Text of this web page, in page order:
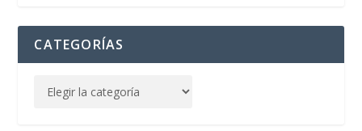
CATEGORÍAS